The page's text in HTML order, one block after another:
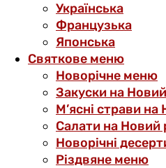
Українська
Французька
Японська
Святкове меню
Новорічне меню
Закуски на Новий
М’ясні страви на
Салати на Новий
Новорічні
Різдвяне меню